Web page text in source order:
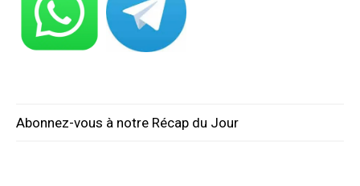
Abonnez-vous à notre Récap du Jour